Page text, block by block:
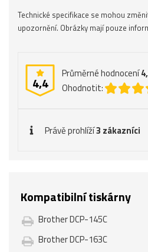
Technické specifikace se mohou
upozornění. Obrázky mají pouze
4,4
Průměrné hodnocení
Ohodnotit:
Právě prohlíží3 zákazníci
Kompatibilní tiskárny
Brother DCP-145C
Brother DCP-163C